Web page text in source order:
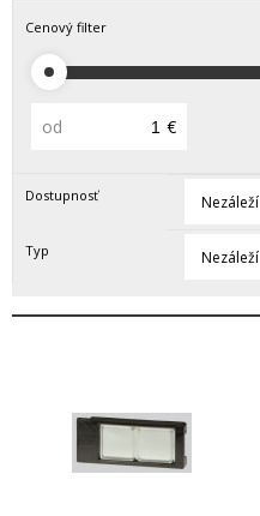
Cenový filter
od €
Dostupnosť Nezáleží
Typ Nezáleží